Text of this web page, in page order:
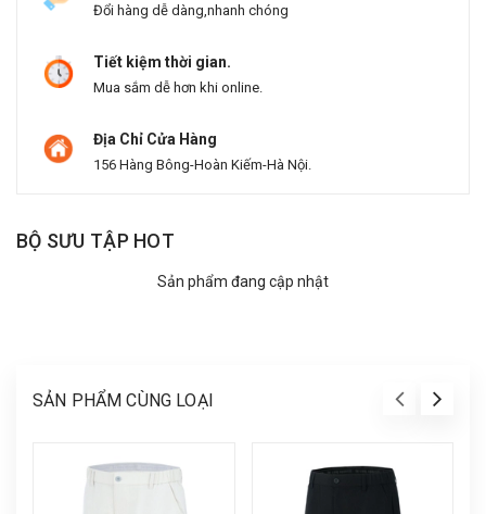
Đổi hàng dễ dàng,nhanh chóng
Tiết kiệm thời gian.
Mua sắm dễ hơn khi online.
Địa Chỉ Cửa Hàng
156 Hàng Bông-Hoàn Kiếm-Hà Nội.
BỘ SƯU TẬP HOT
Sản phẩm đang cập nhật
SẢN PHẨM CÙNG LOẠI